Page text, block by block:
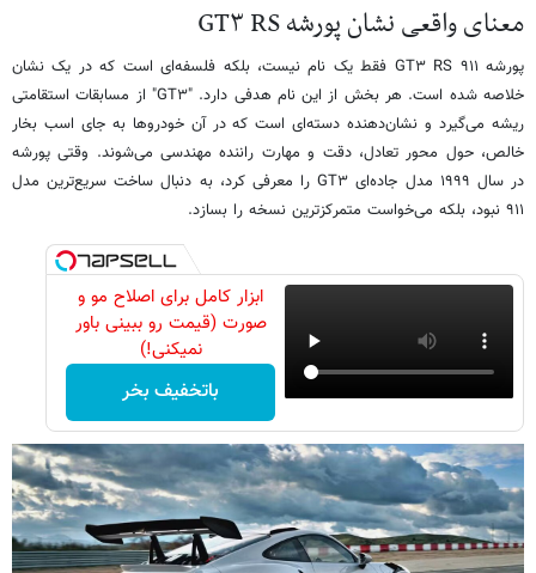
معنای واقعی نشان پورشه GT۳ RS
پورشه ۹۱۱ GT۳ RS فقط یک نام نیست، بلکه فلسفه‌ای است که در یک نشان
خلاصه شده است. هر بخش از این نام هدفی دارد. "GT۳" از مسابقات استقامتی
ریشه می‌گیرد و نشان‌دهنده دسته‌ای است که در آن خودروها به جای اسب‌ بخار
خالص، حول محور تعادل، دقت و مهارت راننده مهندسی می‌شوند. وقتی پورشه
در سال ۱۹۹۹ مدل جاده‌ای GT۳ را معرفی کرد، به دنبال ساخت سریع‌ترین مدل
۹۱۱ نبود، بلکه می‌خواست متمرکزترین نسخه را بسازد.
ابزار کامل برای اصلاح مو و
صورت (قیمت رو ببینی باور
نمیکنی!)
باتخفیف بخر